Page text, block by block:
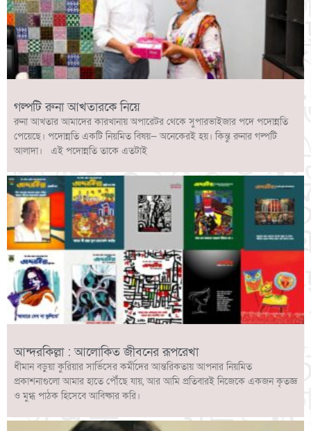
গল্পটি রুনা আখতারকে নিয়ে
রুনা আখতার আমাদের কারখানায় অপারেটর থেকে সুপারভাইজার পদে পদোন্নতি
পেয়েছে। পদোন্নতি একটি নিয়মিত বিষয়— অনেকেরই হয়। কিন্তু রুনার গল্পটি
আলাদা। এই পদোন্নতি তাকে এতটাই
আন্দরকিল্লা : আলোকিত জীবনের রূপরেখা
ধীমান বড়ুয়া কুরিয়ার সার্ভিসের কর্মীদের আন্তরিকতায় আপনার নিয়মিত
প্রকাশনাগুলো আমার হাতে পৌঁছে যায়, আর আমি প্রতিবারই নিজেকে একজন কৃতজ্ঞ
ও মুগ্ধ পাঠক হিসেবে আবিষ্কার করি।